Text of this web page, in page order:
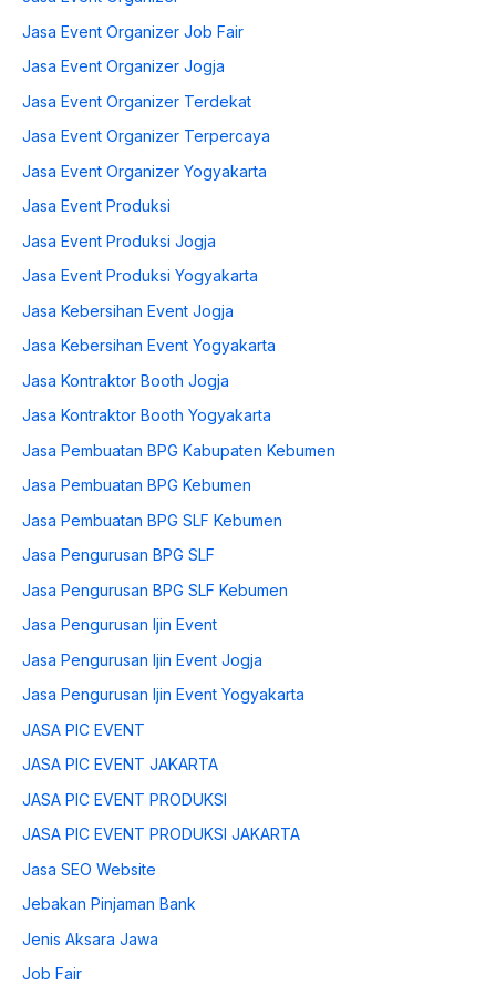
Jasa Event Organizer Job Fair
Jasa Event Organizer Jogja
Jasa Event Organizer Terdekat
Jasa Event Organizer Terpercaya
Jasa Event Organizer Yogyakarta
Jasa Event Produksi
Jasa Event Produksi Jogja
Jasa Event Produksi Yogyakarta
Jasa Kebersihan Event Jogja
Jasa Kebersihan Event Yogyakarta
Jasa Kontraktor Booth Jogja
Jasa Kontraktor Booth Yogyakarta
Jasa Pembuatan BPG Kabupaten Kebumen
Jasa Pembuatan BPG Kebumen
Jasa Pembuatan BPG SLF Kebumen
Jasa Pengurusan BPG SLF
Jasa Pengurusan BPG SLF Kebumen
Jasa Pengurusan Ijin Event
Jasa Pengurusan Ijin Event Jogja
Jasa Pengurusan Ijin Event Yogyakarta
JASA PIC EVENT
JASA PIC EVENT JAKARTA
JASA PIC EVENT PRODUKSI
JASA PIC EVENT PRODUKSI JAKARTA
Jasa SEO Website
Jebakan Pinjaman Bank
Jenis Aksara Jawa
Job Fair